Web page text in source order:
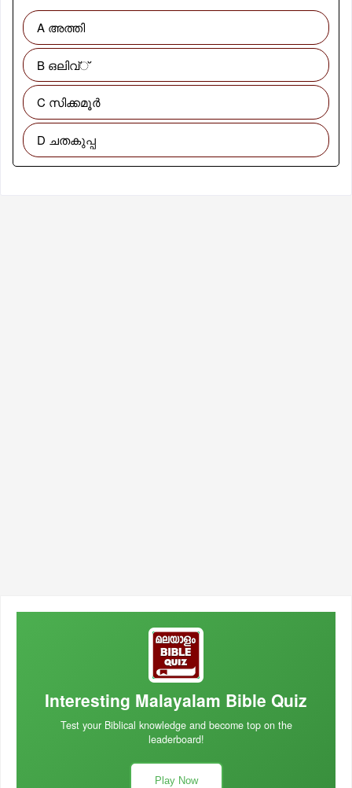
A അത്തി
B ഒലിവ്്
C സിക്കമൂർ
D ചതകുപ്പ
Interesting Malayalam Bible Quiz
Test your Biblical knowledge and become top on the
leaderboard!
Play Now